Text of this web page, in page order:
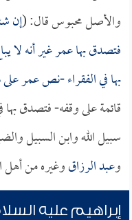
والأصل محبوس قال: (إن
فتصدق بهاعمرغير أنه
بها في الفقراء -نصعمر
قائمة على وقفه- فتصدق بها
سبيل الله وابن السبيل
وعبد الرزاقوغيره من
إبراهيم عليه